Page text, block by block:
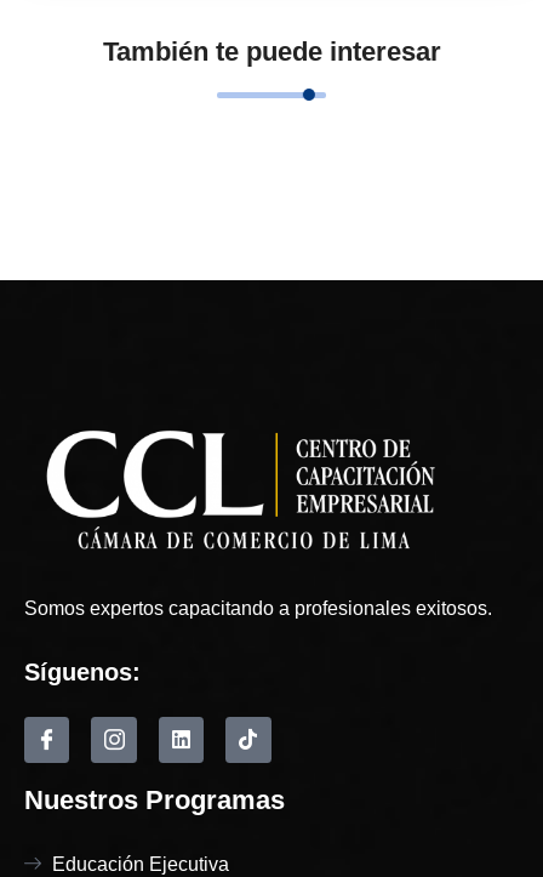
También te puede interesar
Somos expertos capacitando a profesionales exitosos.
Síguenos:
Nuestros Programas
Educación Ejecutiva